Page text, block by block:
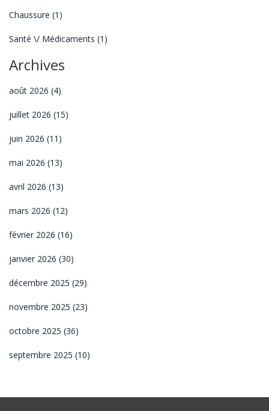
Chaussure (1)
Santé \/ Médicaments (1)
Archives
août 2026 (4)
juillet 2026 (15)
juin 2026 (11)
mai 2026 (13)
avril 2026 (13)
mars 2026 (12)
février 2026 (16)
janvier 2026 (30)
décembre 2025 (29)
novembre 2025 (23)
octobre 2025 (36)
septembre 2025 (10)